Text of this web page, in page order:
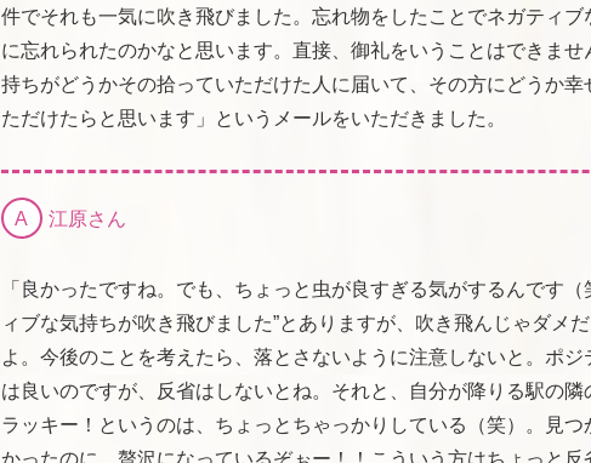
件でそれも一気に吹き飛びました。忘れ物をしたことでネガティブ
に忘れられたのかなと思います。直接、御礼をいうことはできませ
持ちがどうかその拾っていただけた人に届いて、その方にどうか幸
ただけたらと思います」というメールをいただきました。
A 江原さん
「良かったですね。でも、ちょっと虫が良すぎる気がするんです（
ィブな気持ちが吹き飛びました”とありますが、吹き飛んじゃダメ
よ。今後のことを考えたら、落とさないように注意しないと。ポジ
は良いのですが、反省はしないとね。それと、自分が降りる駅の隣
ラッキー！というのは、ちょっとちゃっかりしている（笑）。見つ
かったのに、贅沢になっているぞぉー！！こういう方はちょっと反